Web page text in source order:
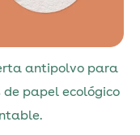
antipolvo para
de papel ecológico